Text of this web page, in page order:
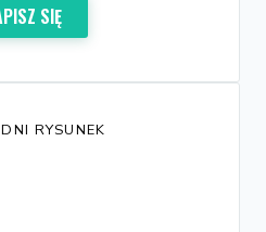
SIĘ
RYSUNEK